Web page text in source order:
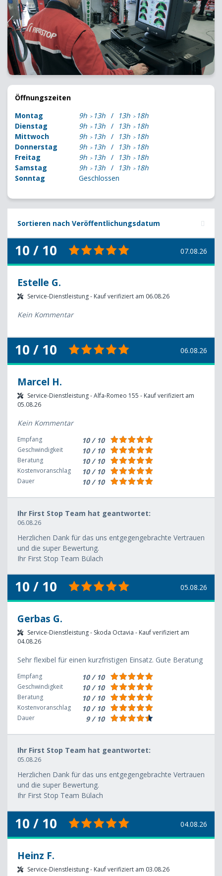
Öffnungszeiten
Montag
9h 13h 13h
18h
Dienstag
9h 13h 13h
18h
Mittwoch
9h 13h 13h
18h
Donnerstag
9h 13h 13h
18h
Freitag
9h 13h 13h
18h
Samstag
9h 13h 13h
18h
Sonntag
Geschlossen
Sortieren nach Veröffentlichungsdatum
10 / 10 07.08.26
Estelle G.
Service-Dienstleistung - Kauf verifiziert am 06.08.26
Kein Kommentar
10 / 10 06.08.26
Marcel H.
Service-Dienstleistung - Alfa-Romeo 155 - Kauf verifiziert am
05.08.26
Kein Kommentar
Empfang 10 / 10
Geschwindigkeit 10 / 10
Beratung 10 / 10
Kostenvoranschlag 10 / 10
Dauer 10 / 10
Ihr First Stop Team hat geantwortet:
06.08.26
Herzlichen Dank für das uns entgegengebrachte Vertrauen
und die super Bewertung.
Ihr First Stop Team Bülach
10 / 10 05.08.26
Gerbas G.
Service-Dienstleistung - Skoda Octavia - Kauf verifiziert am
04.08.26
Sehr flexibel für einen kurzfristigen Einsatz. Gute Beratung
Empfang 10 / 10
Geschwindigkeit 10 / 10
Beratung 10 / 10
Kostenvoranschlag 10 / 10
Dauer 9 / 10
Ihr First Stop Team hat geantwortet:
05.08.26
Herzlichen Dank für das uns entgegengebrachte Vertrauen
und die super Bewertung.
Ihr First Stop Team Bülach
10 / 10 04.08.26
Heinz F.
Service-Dienstleistung - Kauf verifiziert am 03.08.26